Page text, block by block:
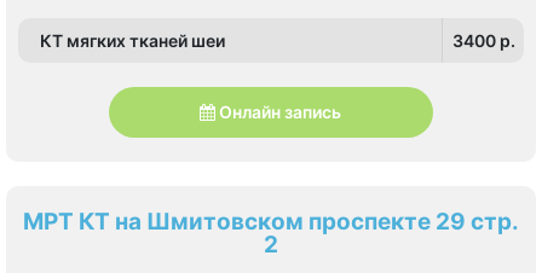
КТ мягких тканей шеи 3400 p.
Онлайн запись
МРТ КТ на Шмитовском проспекте 29 стр.
2